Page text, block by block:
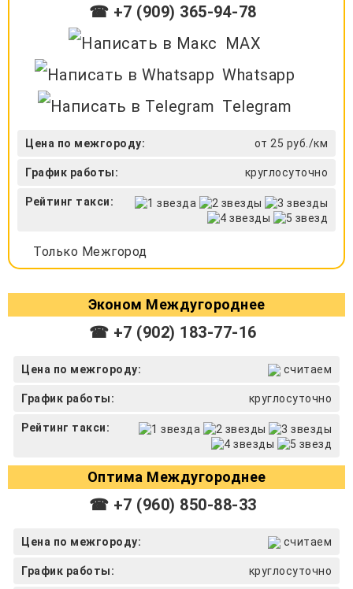
☎ +7 (909) 365-94-78
MAX
Whatsapp
Telegram
Цена по межгороду: от 25 руб./км
График работы: круглосуточно
Рейтинг такси:
Только Межгород
Эконом Междугороднее
☎ +7 (902) 183-77-16
Цена по межгороду: считаем
График работы: круглосуточно
Рейтинг такси:
Оптима Междугороднее
☎ +7 (960) 850-88-33
Цена по межгороду: считаем
График работы: круглосуточно